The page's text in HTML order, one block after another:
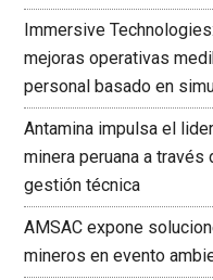
Immersive
mejoras operativas
personal basado en
Antamina impulsa el
minera peruana a
gestión técnica
AMSAC expone
mineros en evento